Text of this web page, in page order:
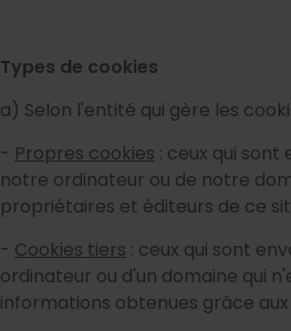
Types de cookies
a) Selon l'entité qui gère les
- Propres cookies : ceux qui
notre ordinateur ou de notre
propriétaires et éditeurs de ce
- Cookies tiers : ceux qui sont
ordinateur ou d'un domaine qui
informations obtenues grâce aux